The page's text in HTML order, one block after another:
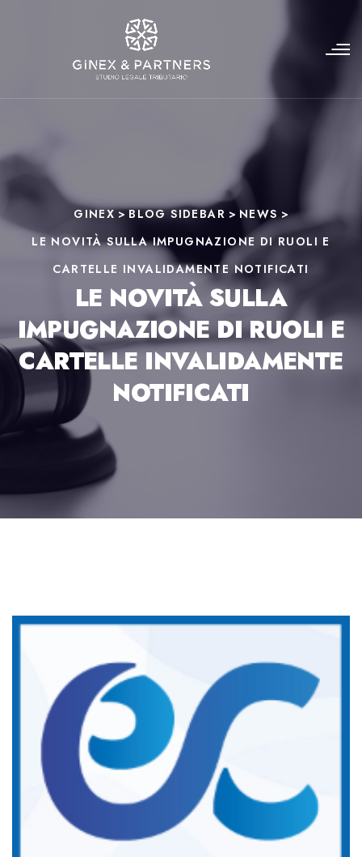
GINEX>BLOG SIDEBAR > NEWS >
LE NOVITÀ SULLA IMPUGNAZIONE DI RUOLI E
CARTELLE INVALIDAMENTE NOTIFICATI
LE NOVITÀ SULLA
IMPUGNAZIONE DI RUOLI E
CARTELLE INVALIDAMENTE
NOTIFICATI